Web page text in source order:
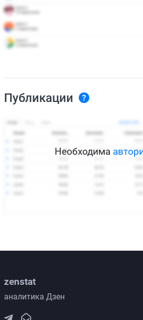
Публикации
Необходима
zenstat
аналитика Дзен